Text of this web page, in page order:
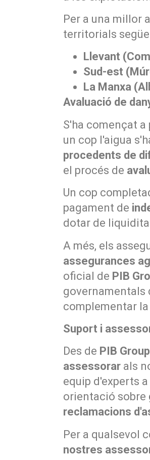
Per a una millor
territorials
Llevant
Sud-est
La Manxa
Avaluació de
S'ha començat
un cop l'aigua
procedents de
el procés de
Un cop
pagament de
dotar de
A més, els
assegurances
oficial de PIB
governamentals
complementar
Suport i
Des de PIB
assessorar als
equip d'experts a
orientació sobre
reclamacions
Per a qualsevol
nostres